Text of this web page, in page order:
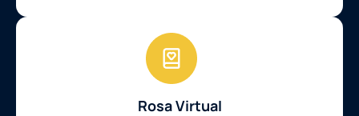
Rosa Virtual